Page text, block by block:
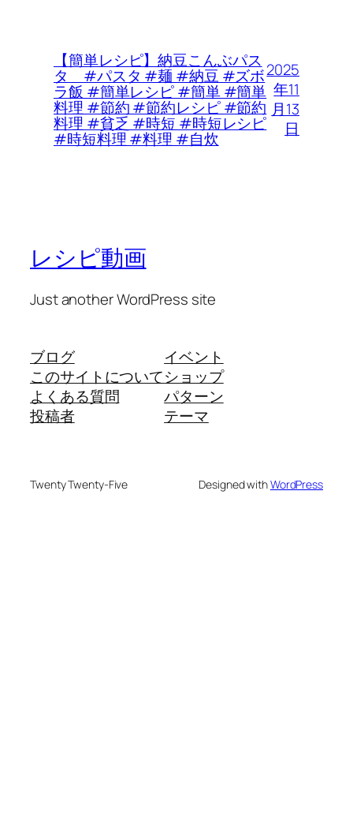
【簡単レシピ】納豆こんぶパス
タ #パスタ #麺 #納豆 #ズボ
ラ飯 #簡単レシピ #簡単 #簡単
料理 #節約 #節約レシピ #節約
料理 #貧乏 #時短 #時短レシピ
#時短料理 #料理 #自炊
2025
年11
月13
日
レシピ動画
Just another WordPress site
ブログ
このサイトについて
よくある質問
投稿者
イベント
ショップ
パターン
テーマ
Twenty Twenty-Five Designed withWordPress